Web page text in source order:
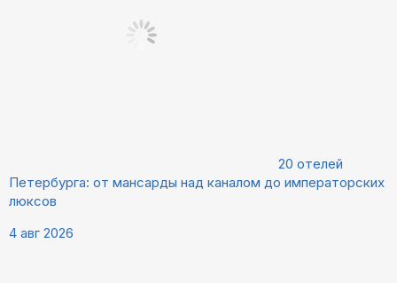
20 отелей
Петербурга: от мансарды над каналом до императорских
люксов
4 авг 2026